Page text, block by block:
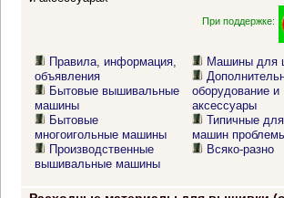
При поддержке:
Правила, информация,
объявления
Бытовые вышивальные
машины
Бытовые
многоигольные машины
Производственные
вышивальные машины
Машины для
оборудование и
аксессуары
Типичные
машин
Всяко-разно